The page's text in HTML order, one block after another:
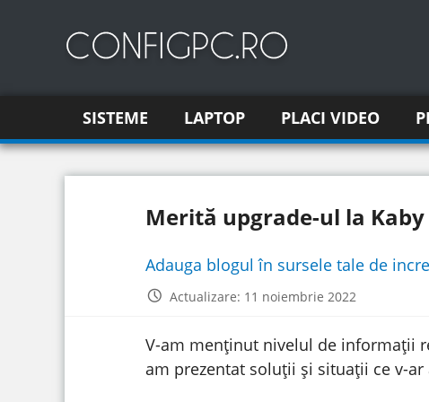
SISTEME LAPTOP PLACI VIDEO
Merită upgrade-ul la Kaby
Adauga blogul în sursele tale de
Actualizare: 11 noiembrie 2022
V-am menținut nivelul de informații
am prezentat soluții și situații ce v-ar